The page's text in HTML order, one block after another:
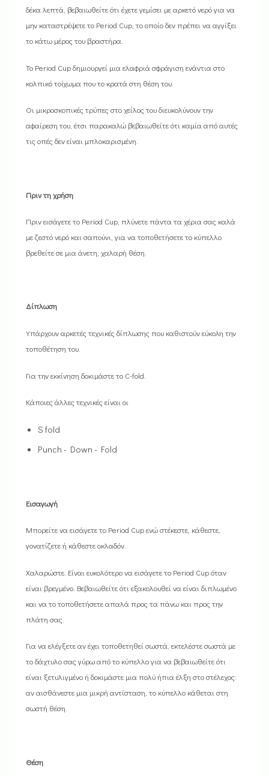
δέκα λεπτά, βεβαιωθείτε ότι έχετε γεμίσει με αρκετό νερό για να
μην καταστρέψετε το Period Cup, το οποίο δεν πρέπει να αγγίξει
το κάτω μέρος του βραστήρα.
Το Period Cup δημιουργεί μια ελαφριά σφράγιση ενάντια στο
κολπικό τοίχωμα που το κρατά στη θέση του.
Οι μικροσκοπικές τρύπες στο χείλος του διευκολύνουν την
αφαίρεση του, έτσι παρακαλώ βεβαιωθείτε ότι καμία από αυτές
τις οπές δεν είναι μπλοκαρισμένη.
Πριν τη χρήση
Πριν εισάγετε το Period Cup, πλύνετε πάντα τα χέρια σας καλά
με ζεστό νερό και σαπούνι, για να τοποθετήσετε το κύπελλο
βρεθείτε σε μια άνετη, χαλαρή θέση.
Δίπλωση
Υπάρχουν αρκετές τεχνικές δίπλωσης που καθιστούν εύκολη την
τοποθέτηση του.
Για την εκκίνηση δοκιμάστε το C-fold.
Κάποιες άλλες τεχνικές είναι οι
S fold
Punch - Down - Fold
Εισαγωγή
Μπορείτε να εισάγετε το Period Cup ενώ στέκεστε, κάθεστε,
γονατίζετε ή κάθεστε οκλαδόν.
Χαλαρώστε. Είναι ευκολότερο να εισάγετε το Period Cup όταν
είναι βρεγμένο. Βεβαιωθείτε ότι εξακολουθεί να είναι διπλωμένο
και να το τοποθετήσετε απαλά προς τα πάνω και προς την
πλάτη σας.
Για να ελέγξετε αν έχει τοποθετηθεί σωστά, εκτελέστε σωστά με
το δάχτυλο σας γύρω από το κύπελλο για να βεβαιωθείτε ότι
είναι ξετυλιγμένο ή δοκιμάστε μια πολύ ήπια έλξη στο στέλεχος:
αν αισθάνεστε μια μικρή αντίσταση, το κύπελλο κάθεται στη
σωστή θέση.
Θέση